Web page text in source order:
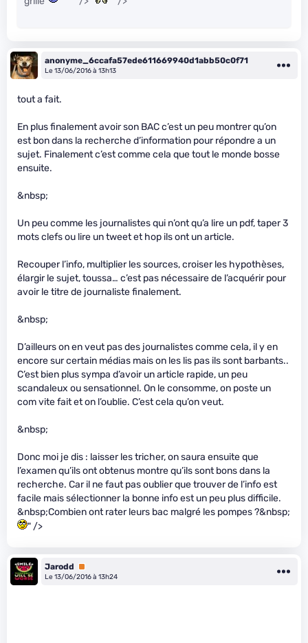
anonyme_6ccafa57ede611669940d1abb50c0f71
Le 13/06/2016 à 13h13
tout a fait.
En plus finalement avoir son BAC c’est un peu montrer qu’on
est bon dans la recherche d’information pour répondre a un
sujet. Finalement c’est comme cela que tout le monde bosse
ensuite.
&nbsp;
Un peu comme les journalistes qui n’ont qu’a lire un pdf, taper 3
mots clefs ou lire un tweet et hop ils ont un article.
Recouper l’info, multiplier les sources, croiser les hypothèses,
élargir le sujet, toussa… c’est pas nécessaire de l’acquérir pour
avoir le titre de journaliste finalement.
&nbsp;
D’ailleurs on en veut pas des journalistes comme cela, il y en
encore sur certain médias mais on les lis pas ils sont barbants..
C’est bien plus sympa d’avoir un article rapide, un peu
scandaleux ou sensationnel. On le consomme, on poste un
com vite fait et on l’oublie. C’est cela qu’on veut.
&nbsp;
Donc moi je dis : laisser les tricher, on saura ensuite que
l’examen qu’ils ont obtenus montre qu’ils sont bons dans la
recherche. Car il ne faut pas oublier que trouver de l’info est
facile mais sélectionner la bonne info est un peu plus difficile.
&nbsp;Combien ont rater leurs bac malgré les pompes ?&nbsp;
" />
Jarodd
Premium
Le 13/06/2016 à 13h24